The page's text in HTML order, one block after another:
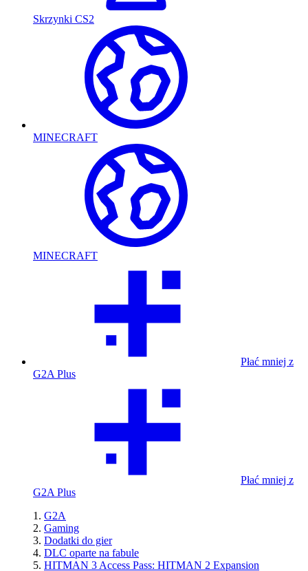
Skrzynki CS2
MINECRAFT
MINECRAFT
Płać mniej z
G2A Plus
Płać mniej z
G2A Plus
G2A
Gaming
Dodatki do gier
DLC oparte na fabule
HITMAN 3 Access Pass: HITMAN 2 Expansion